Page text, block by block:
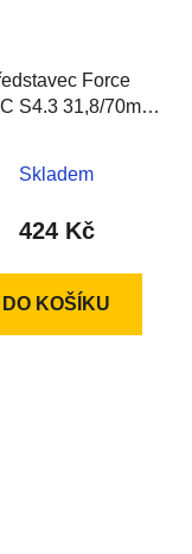
Force
S4.3 31,8/70mm
Skladem
424 Kč
DO KOŠÍKU